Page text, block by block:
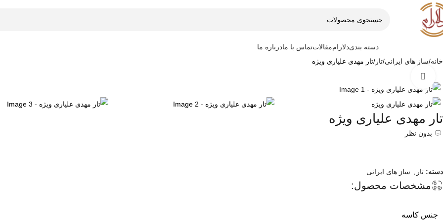
دسته بندیدلاراممقالاتتماس با مادرباره ما
خانه ساز های ایرانی تار تار مهدی علیاری ویژه
تار مهدی علیاری ویژه
بدون نظر
دسته: تار ساز های ایرانی
مشخصات محصول:
جنس کاسه